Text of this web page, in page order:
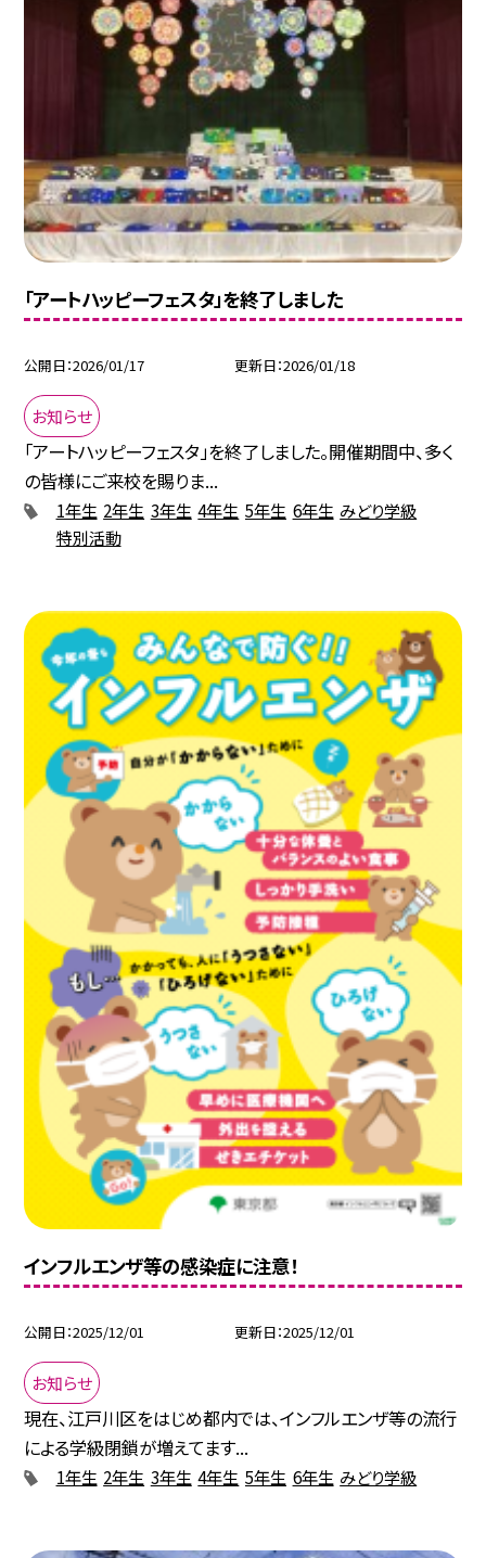
「アートハッピーフェスタ」を終了しました
公開日 2026/01/17 更新日 2026/01/18
お知らせ
「アートハッピーフェスタ」を終了しました。開催期間中、多く
の皆様にご来校を賜りま...
1年生 2年生 3年生 4年生 5年生 6年生 みどり学級
特別活動
インフルエンザ等の感染症に注意！
公開日 2025/12/01 更新日 2025/12/01
お知らせ
現在、江戸川区をはじめ都内では、インフルエンザ等の流行
による学級閉鎖が増えてます...
1年生 2年生 3年生 4年生 5年生 6年生 みどり学級